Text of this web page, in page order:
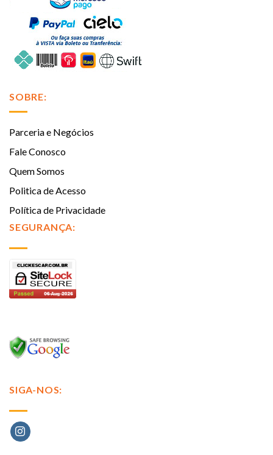
SOBRE:
Parceria e Negócios
Fale Conosco
Quem Somos
Politica de Acesso
Política de Privacidade
SEGURANÇA:
SIGA-NOS: